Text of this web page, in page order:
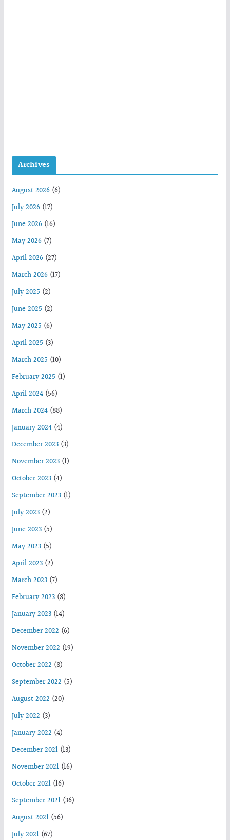
Archives
August 2026(6)
July 2026(17)
June 2026(16)
May 2026(7)
April 2026(27)
March 2026(17)
July 2025 (2)
June 2025 (2)
May 2025 (6)
April 2025 (3)
March 2025 (10)
February 2025 (1)
April 2024(56)
March 2024(88)
January 2024(4)
December 2023(3)
November 2023(1)
October 2023(4)
September 2023(1)
July 2023(2)
June 2023(5)
May 2023(5)
April 2023(2)
March 2023(7)
February 2023(8)
January 2023(14)
December 2022 (6)
November 2022 (19)
October 2022 (8)
September 2022 (5)
August 2022 (20)
July 2022 (3)
January 2022 (4)
December 2021(13)
November 2021(16)
October 2021(16)
September 2021(36)
August 2021(56)
July 2021(67)